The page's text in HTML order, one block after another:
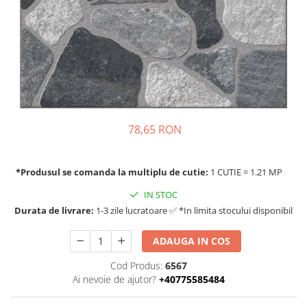
78,65 RON
*Produsul se comanda la multiplu de cutie: 1 CUTIE = 1.21 MP
IN STOC
Durata de livrare: 1-3 zile lucratoare ✅ *In limita stocului disponibil
ADAUGA IN COS
Cod Produs: 6567
Ai nevoie de ajutor? +40775585484